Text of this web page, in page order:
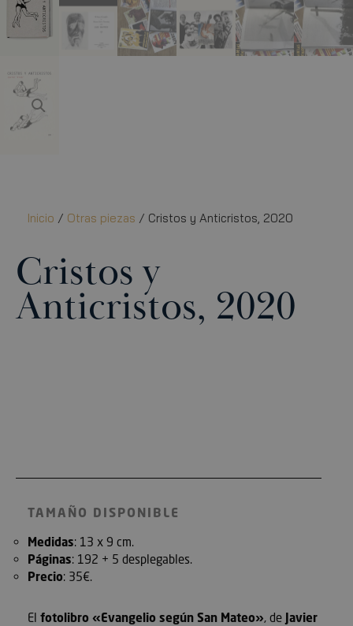
Inicio / Otras piezas / Cristos y Anticristos, 2020
Cristos y
Anticristos, 2020
TAMAÑO DISPONIBLE
Medidas: 13 x 9 cm.
Páginas: 192 + 5 desplegables.
Precio: 35€.
El fotolibro «Evangelio según San Mateo», de Javier